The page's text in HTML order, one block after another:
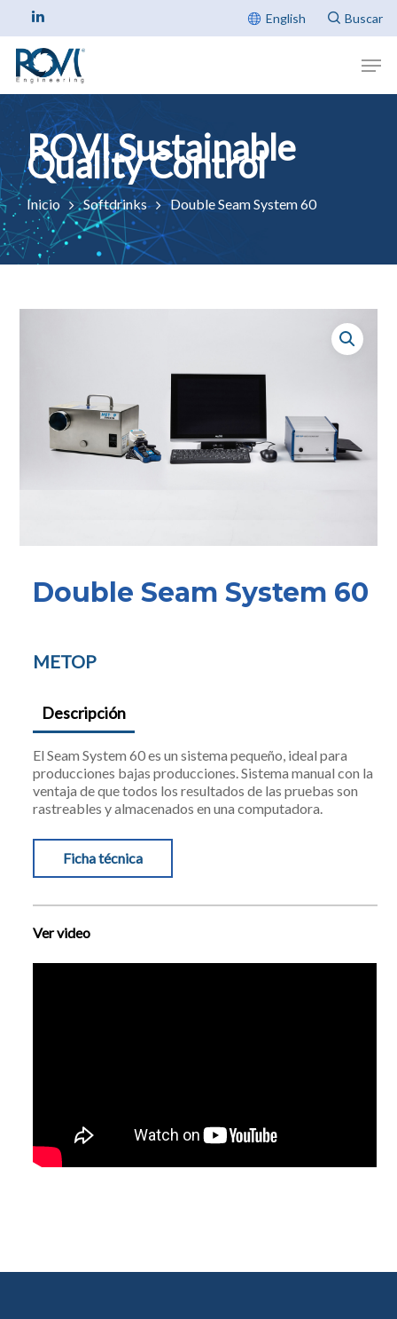
English
Inicio Softdrinks Double Seam System 60
Double Seam System 60
METOP
Descripción
El Seam System 60 es un sistema pequeño, ideal para
producciones bajas producciones. Sistema manual con la
ventaja de que todos los resultados de las pruebas son
rastreables y almacenados en una computadora.
Ficha técnica
Ver video